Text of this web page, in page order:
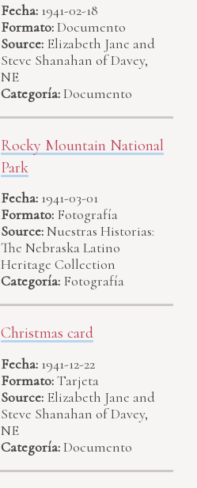
Fecha: 1941-02-18
Formato:Documento
Source: Elizabeth Jane and
Steve Shanahan of Davey,
NE
Categoría:Documento
Rocky Mountain National
Park
Fecha: 1941-03-01
Formato: Fotografía
Source:Nuestras Historias:
The Nebraska Latino
Heritage Collection
Categoría: Fotografía
Christmas card
Fecha: 1941-12-22
Formato:Tarjeta
Source: Elizabeth Jane and
Steve Shanahan of Davey,
NE
Categoría:Documento